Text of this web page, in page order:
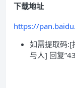
下载地址
https://
如需提取码:[
与人] 回复